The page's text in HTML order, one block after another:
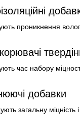
проникнення
час набору
добавки
загальну міцність і